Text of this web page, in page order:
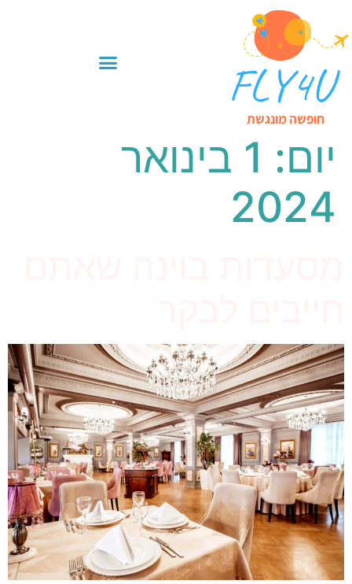
חופשה מונגשת
יום:
1 בינואר
2024